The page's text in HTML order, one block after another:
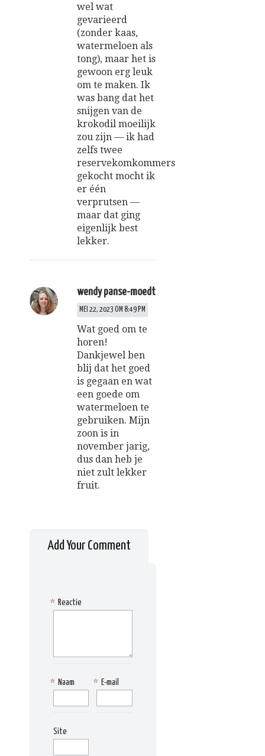
wel wat
gevarieerd
(zonder kaas,
watermeloen als
tong), maar het is
gewoon erg leuk
om te maken. Ik
was bang dat het
snijgen van de
krokodil moeilijk
zou zijn — ik had
zelfs twee
reservekomkommers
gekocht mocht ik
er één
verprutsen —
maar dat ging
eigenlijk best
lekker.
wendy panse-moedt
MEI 22, 2023 OM 8:49 PM
Wat goed om te
horen!
Dankjewel ben
blij dat het goed
is gegaan en wat
een goede om
watermeloen te
gebruiken. Mijn
zoon is in
november jarig,
dus dan heb je
niet zult lekker
fruit.
Add Your Comment
Reactie
*
Naam
* E-mail
*
Site